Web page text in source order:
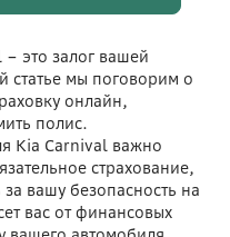
это залог вашей
статье мы поговорим о
онлайн,
полис.
Kia Carnival важно
страхование,
за вашу безопасность на
вас от финансовых